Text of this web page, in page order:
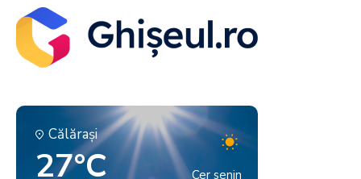
Călăraşi
27°C Cer senin